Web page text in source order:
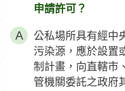
申請許可？
公私場所具有經中
污染源，應於設置
制計畫，向直轄市
管機關委託之政府